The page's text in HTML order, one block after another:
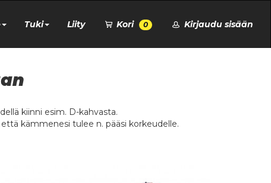
Tuki Liity Kori 0 Kirjaudu sisään
kiinni esim. D-kahvasta.
kämmenesi tulee n. pääsi korkeudelle.